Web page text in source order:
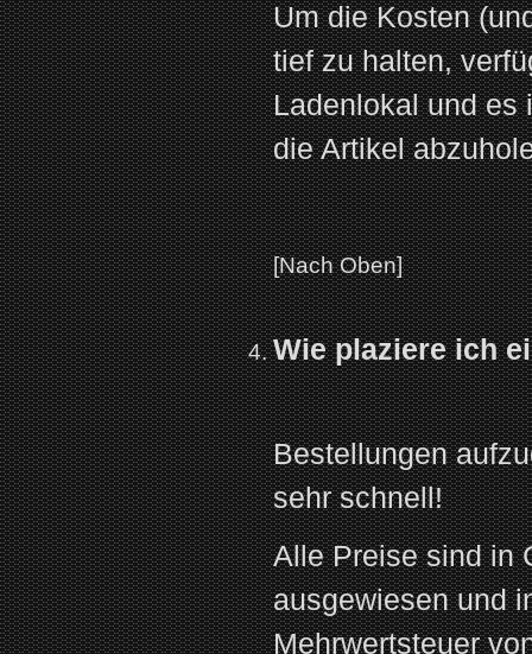
Um die Kosten
tief zu halten,
Ladenlokal und es
die Artikel
[Nach Oben]
Wie plaziere ich
Bestellungen
sehr schnell!
Alle Preise sind in
ausgewiesen und
Mehrwertsteuer